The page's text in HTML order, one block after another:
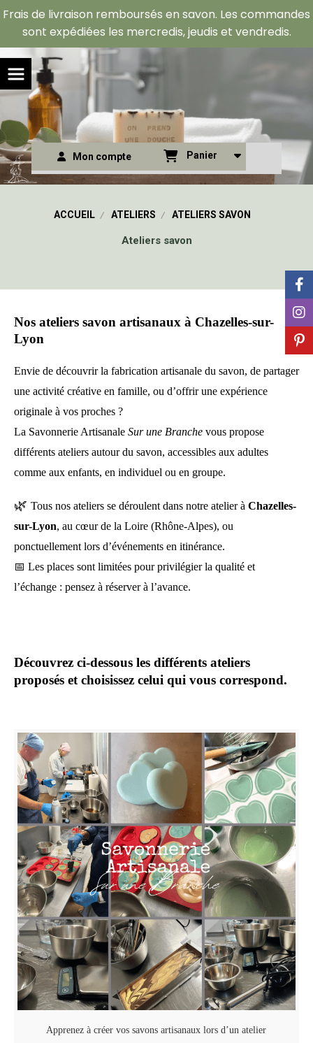
Frais de livraison remboursés en savon. Les commandes
sont expédiées les mercredis, jeudis et vendredis.
Mon compte Panier
ACCUEIL ATELIERS ATELIERS SAVON
Ateliers savon
Nos ateliers savon artisanaux à Chazelles-sur-
Lyon
Envie de découvrir la fabrication artisanale du savon, de partager
une activité créative en famille, ou d’offrir une expérience
originale à vos proches ?
La Savonnerie Artisanale Sur une Branche vous propose
différents ateliers autour du savon, accessibles aux adultes
comme aux enfants, en individuel ou en groupe.
🌿 Tous nos ateliers se déroulent dans notre atelier à Chazelles-
sur-Lyon, au cœur de la Loire (Rhône-Alpes), ou
ponctuellement lors d’événements en itinérance.
📅 Les places sont limitées pour privilégier la qualité et
l’échange : pensez à réserver à l’avance.
Découvrez ci-dessous les différents ateliers
proposés et choisissez celui qui vous correspond.
Apprenez à créer vos savons artisanaux lors d’un atelier